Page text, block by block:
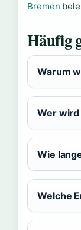
Bremen
Häufig
Warum
Wer
Wie
Welche